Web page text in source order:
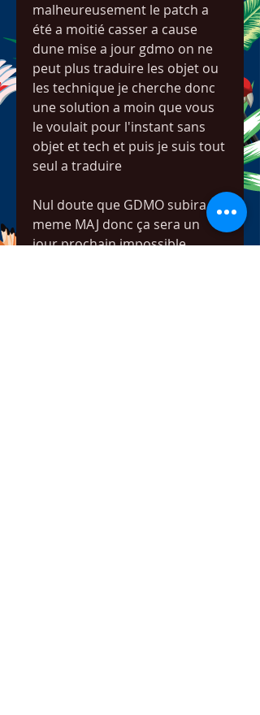
malheureusement le patch a
été a moitié casser a cause
dune mise a jour gdmo on ne
peut plus traduire les objet ou
les technique je cherche donc
une solution a moin que vous
le voulait pour l'instant sans
objet et tech et puis je suis tout
seul a traduire
Nul doute que GDMO subira la
meme MAJ donc ça sera un
jour prochain impossible